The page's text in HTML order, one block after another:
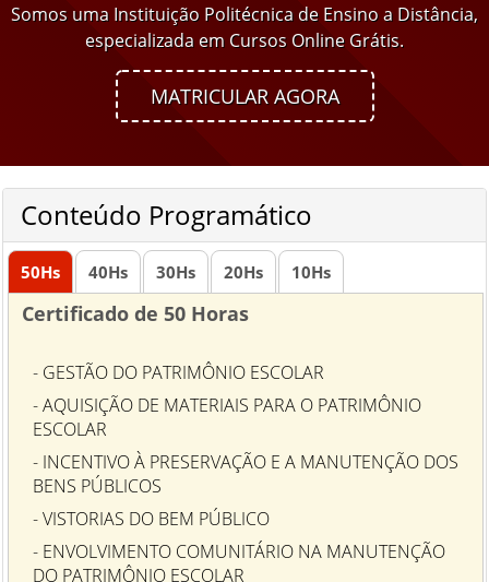
Somos uma Instituição Politécnica de Ensino a Distância,
especializada em Cursos Online Grátis.
MATRICULAR AGORA
Conteúdo Programático
50Hs 40Hs 30Hs 20Hs 10Hs
Certificado de 50 Horas
- GESTÃO DO PATRIMÔNIO ESCOLAR
- AQUISIÇÃO DE MATERIAIS PARA O PATRIMÔNIO
ESCOLAR
- INCENTIVO À PRESERVAÇÃO E A MANUTENÇÃO DOS
BENS PÚBLICOS
- VISTORIAS DO BEM PÚBLICO
- ENVOLVIMENTO COMUNITÁRIO NA MANUTENÇÃO
DO PATRIMÔNIO ESCOLAR